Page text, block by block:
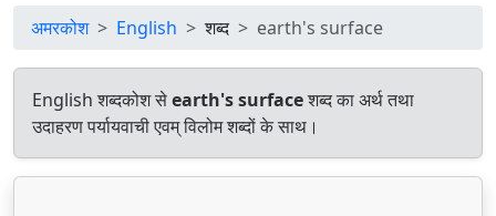
अमरकोश English शब्द earth's surface
English शब्दकोश सेearth's surfaceशब्द का अर्थ तथा
उदाहरण पर्यायवाची एवम् विलोम शब्दों के साथ।